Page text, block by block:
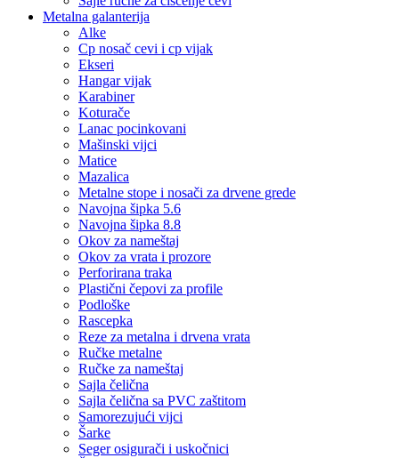
Metalna galanterija
Alke
Cp nosač cevi i cp vijak
Ekseri
Hangar vijak
Karabiner
Koturače
Lanac pocinkovani
Mašinski vijci
Matice
Mazalica
Metalne stope i nosači za drvene grede
Navojna šipka 5.6
Navojna šipka 8.8
Okov za nameštaj
Okov za vrata i prozore
Perforirana traka
Plastični čepovi za profile
Podloške
Rascepka
Reze za metalna i drvena vrata
Ručke metalne
Ručke za nameštaj
Sajla čelična
Sajla čelična sa PVC zaštitom
Samorezujući vijci
Šarke
Seger osigurači i uskočnici